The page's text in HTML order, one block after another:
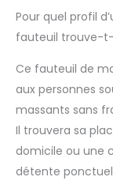
Pour quel profil
fauteuil trouve-
Ce fauteuil de
aux personnes
massants sans
Il trouvera sa
domicile ou une
détente